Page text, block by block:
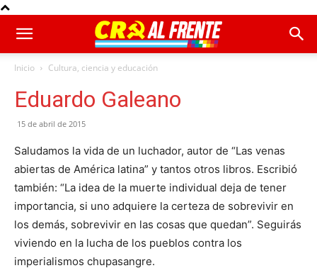
Inicio Cultura, ciencia y educación
Eduardo Galeano
15 de abril de 2015
Saludamos la vida de un luchador, autor de “Las venas
abiertas de América latina” y tantos otros libros. Escribió
también: “La idea de la muerte individual deja de tener
importancia, si uno adquiere la certeza de sobrevivir en
los demás, sobrevivir en las cosas que quedan”. Seguirás
viviendo en la lucha de los pueblos contra los
imperialismos chupasangre.